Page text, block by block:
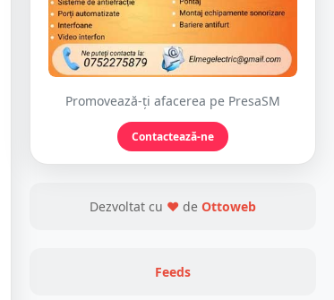
Promovează-ți afacerea pe PresaSM
Contactează-ne
Dezvoltat cu ❤ de Ottoweb
Feeds